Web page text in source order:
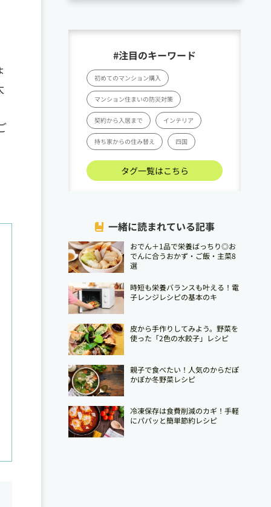
#注目のキーワード
初めてのマンション購入
マンション住まいの防災対策
契約から入居まで インテリア
持ち家からの住み替え 四国
タグ一覧はこちら
一緒に読まれている記事
おでん＋1品で栄養ばっちり◎お
でんに合うおかず・ご飯・主菜8
選
時短も栄養バランスも叶える！電
子レンジレシピの基本のキ
皮から手作りしてみよう。野菜を
使った「2色の水餃子」レシピ
親子で食べたい！人気のからだぽ
かぽか冬野菜レシピ
冷凍保存は食費削減のカギ！手軽
にパパッと簡単節約レシピ